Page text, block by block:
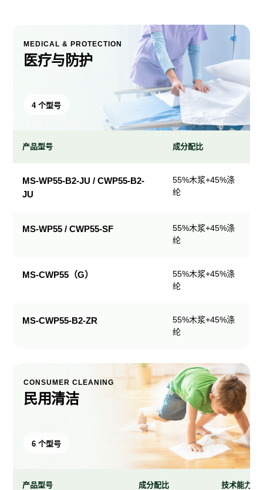
MEDICAL & PROTECTION
医疗与防护
4 个型号
与
产品型号 成分配比
MS-WP55-B2-JU / CWP55-B2-
JU
55%木浆+45%涤
纶
MS-WP55 / CWP55-SF
55%木浆+45%涤
纶
MS-CWP55（G）
55%木浆+45%涤
纶
MS-CWP55-B2-ZR
55%木浆+45%涤
纶
CONSUMER CLEANING
民用清洁
6 个型号
产品型号 成分配比 技术能力